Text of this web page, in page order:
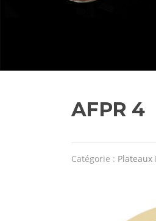
AFPR 4
Catégorie : Plateaux